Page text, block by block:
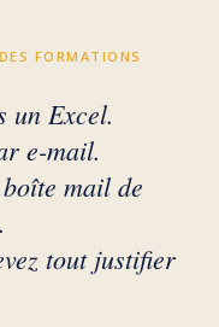
FORMATIONS
un Excel.
e-mail.
mail de
tout justifier